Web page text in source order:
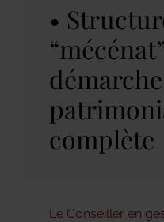
démarche
complète
Le Conseiller en